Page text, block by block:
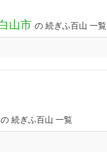
山市 の 続ぎふ百山 一覧
の 続ぎふ百山 一覧